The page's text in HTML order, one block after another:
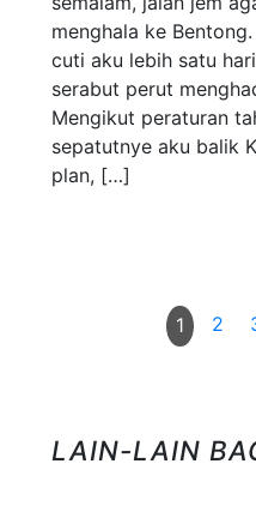
menghala ke
cuti aku lebih satu
serabut perut
Mengikut peraturan
sepatutnye aku balik
plan, […]
1 2
LAIN-LAIN